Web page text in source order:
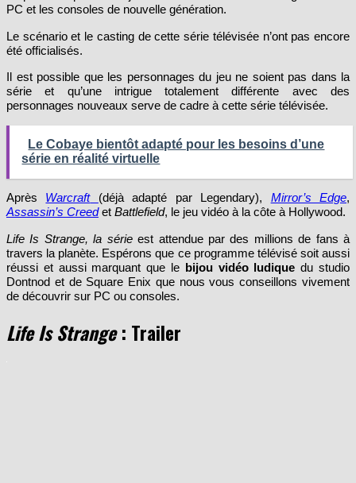
PC et les consoles de nouvelle génération.
Le scénario et le casting de cette série télévisée n’ont pas encore
été officialisés.
Il est possible que les personnages du jeu ne soient pas dans la
série et qu’une intrigue totalement différente avec des
personnages nouveaux serve de cadre à cette série télévisée.
Le Cobaye bientôt adapté pour les besoins d’une
série en réalité virtuelle
Après Warcraft (déjà adapté par Legendary), Mirror’s Edge,
Assassin’s Creedet Battlefield, le jeu vidéo à la côte à Hollywood.
Life Is Strange, la sérieest attendue par des millions de fans à
travers la planète. Espérons que ce programme télévisé soit aussi
réussi et aussi marquant que le bijou vidéo ludique du studio
Dontnod et de Square Enix que nous vous conseillons vivement
de découvrir sur PC ou consoles.
Life Is Strange: Trailer